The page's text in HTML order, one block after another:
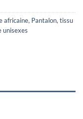
africaine, Pantalon, tissu
unisexes